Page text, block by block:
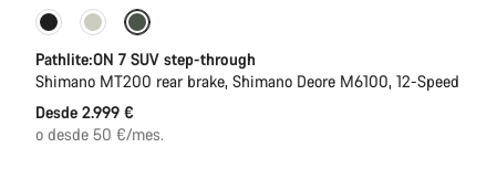
Pathlite:ON 7 SUV step-through
Shimano MT200 rear brake, Shimano Deore M6100, 12-Speed
Desde 2.999 €
o desde 50 €/mes.